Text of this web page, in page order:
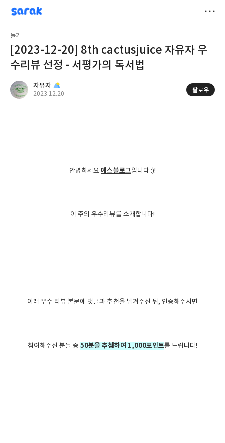
sarak
자유자
놀기
[2023-12-20] 8th cactusjuice 자유자 우
수리뷰 선정 - 서평가의 독서법
자유자
공
2023.12.20
팔로우
안녕하세요 예스블로그입니다 :)!
이 주의 우수리뷰를 소개합니다!
아래 우수 리뷰 본문에 댓글과 추천을 남겨주신 뒤, 인증해주시면
참여해주신 분들 중 50분을 추첨하여 1,000포인트를 드립니다!